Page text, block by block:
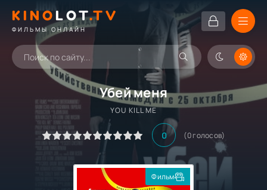
KINOLOT.TV
ФИЛЬМЫ ОНЛАЙН
Убей меня
YOU KILL ME
0 (0голосов)
Фильм